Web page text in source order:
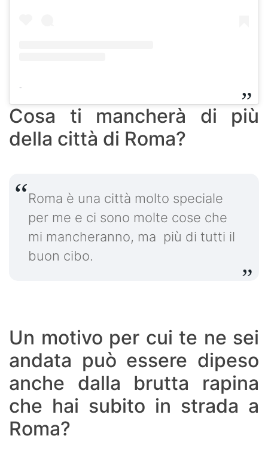
-
Cosa ti mancherà di più
della città di Roma?
Roma è una città molto speciale
per me e ci sono molte cose che
mi mancheranno, ma più di tutti il
buon cibo.
Un motivo per cui te ne sei
andata può essere dipeso
anche dalla brutta rapina
che hai subito in strada a
Roma?